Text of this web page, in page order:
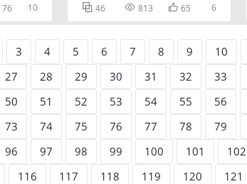
76 10  46  813  65 6
3 4 5 6 7 8 9 10
27 28 29 30 31 32 33
50 51 52 53 54 55 56
73 74 75 76 77 78 79
96 97 98 99 100 101 102
116 117 118 119 120 121